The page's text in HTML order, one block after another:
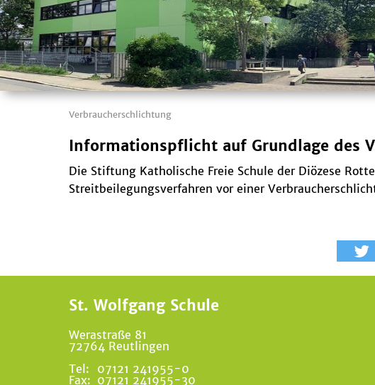
Verbraucherschlichtung
Informationspflicht auf Grundlage des
Die Stiftung Katholische Freie Schule der Diözese
Streitbeilegungsverfahren vor einer
St. Wolfgang Schule
Werastraße 81
72764 Reutlingen
Tel:
07121 241955-0
Fax: 07121 241955-30